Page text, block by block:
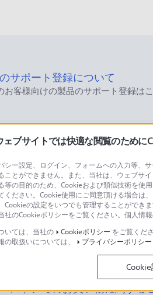
サポート登録について
お客様向けの製品のサポート登録は
ご相談
ェッショナル/業務用製品に
お客様はこちら
ストアでのお買い物に関する
ェブサイトでは快適な閲覧のために
シー設定、ログイン、フォームへの入力等、
ことができません。また、当社は、ウェブサ
等の目的のため、Cookieおよび類似技術を使
ください。Cookie使用にご同意頂ける場合は
Cookieの設定をいつでも管理することができ
社のCookieポリシーをご覧ください。個人情
いては、当社の
Cookieポリシー をご覧くださ
の取扱いについては、
プライバシーポリシー
Cookie